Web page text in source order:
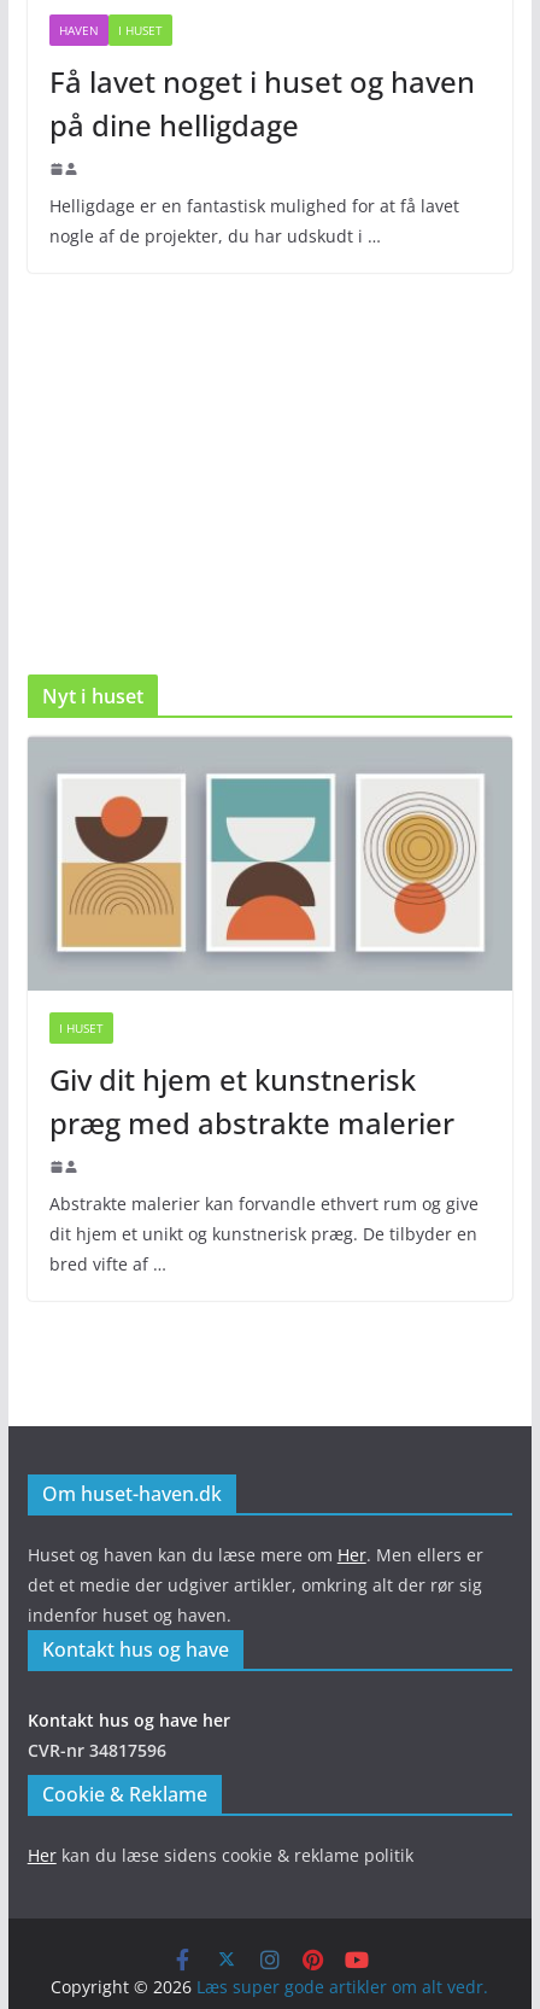
HAVEN I HUSET
Få lavet noget i huset og haven
på dine helligdage
Helligdage er en fantastisk mulighed for at få lavet
nogle af de projekter, du har udskudt i …
Nyt i huset
I HUSET
Giv dit hjem et kunstnerisk
præg med abstrakte malerier
Abstrakte malerier kan forvandle ethvert rum og give
dit hjem et unikt og kunstnerisk præg. De tilbyder en
bred vifte af …
Om huset-haven.dk
Huset og haven kan du læse mere om Her. Men ellers er
det et medie der udgiver artikler, omkring alt der rør sig
indenfor huset og haven.
Kontakt hus og have
Kontakt hus og have her
CVR-nr 34817596
Cookie & Reklame
Herkan du læse sidens cookie & reklame politik
Copyright © 2026 Læs super gode artikler om alt vedr.